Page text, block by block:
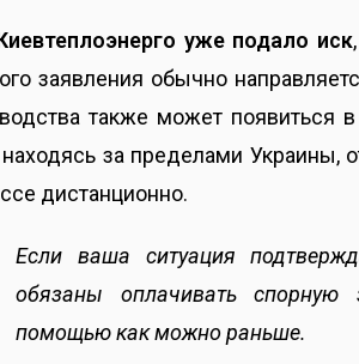
уже подало иск
заявления обычно
также может появиться
за пределами Украины,
дистанционно.
Если ваша ситуация
обязаны оплачивать спорную
помощью как можно раньше.